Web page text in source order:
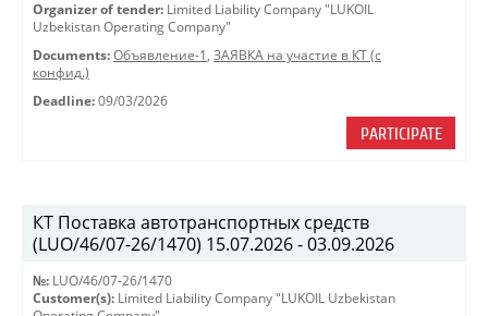
Organizer of tender: Limited Liability Company "LUKOIL
Uzbekistan Operating Company"
Documents: Объявление-1 , ЗАЯВКА на участие в КТ (с
конфид.)
Deadline: 09/03/2026
PARTICIPATE
КТ Поставка автотранспортных средств
(LUO/46/07-26/1470) 15.07.2026 - 03.09.2026
№: LUO/46/07-26/1470
Customer(s): Limited Liability Company "LUKOIL Uzbekistan